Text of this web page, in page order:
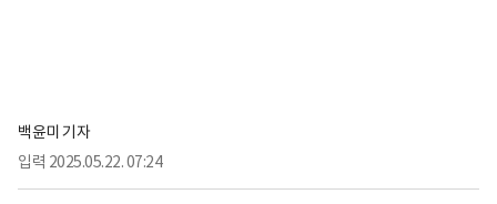
백윤미 기자
입력 2025.05.22. 07:24